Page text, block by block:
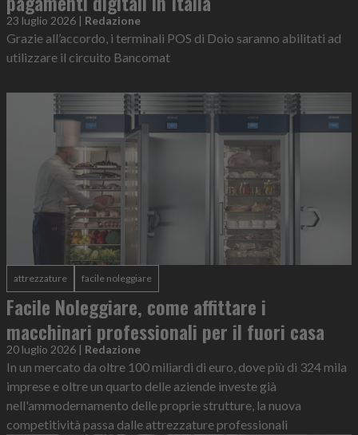
23 luglio 2026 | Redazione
Grazie all’accordo, i terminali POS di Doio saranno abilitati ad
utilizzare il circuito Bancomat
attrezzature facile noleggiare
Facile Noleggiare, come affittare i
macchinari professionali per il fuori casa
20 luglio 2026 | Redazione
In un mercato da oltre 100 miliardi di euro, dove più di 324 mila
imprese e oltre un quarto delle aziende investe già
nell'ammodernamento delle proprie strutture, la nuova
competitività passa dalle attrezzature professionali